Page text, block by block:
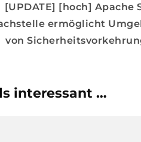
[UPDATE] [hoch] Apache
ermöglicht
von
interessant …